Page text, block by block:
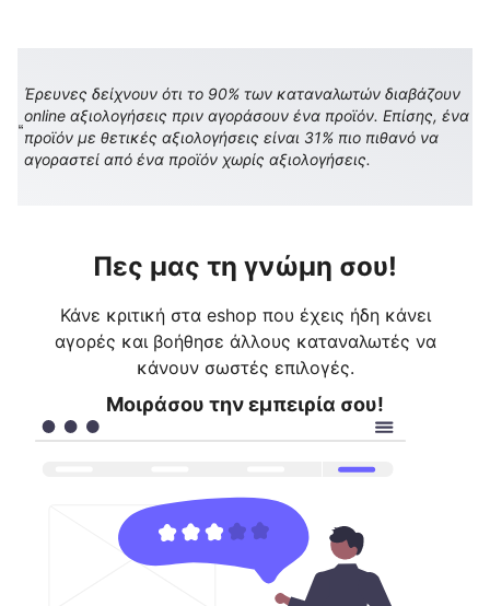
Έρευνες δείχνουν ότι το 90% των καταναλωτών διαβάζουν
online αξιολογήσεις πριν αγοράσουν ένα προϊόν. Επίσης, ένα
προϊόν με θετικές αξιολογήσεις είναι 31% πιο πιθανό να
αγοραστεί από ένα προϊόν χωρίς αξιολογήσεις.
Πες μας τη γνώμη σου!
Κάνε κριτική στα eshop που έχεις ήδη κάνει
αγορές και βοήθησε άλλους καταναλωτές να
κάνουν σωστές επιλογές.
Μοιράσου την εμπειρία σου!